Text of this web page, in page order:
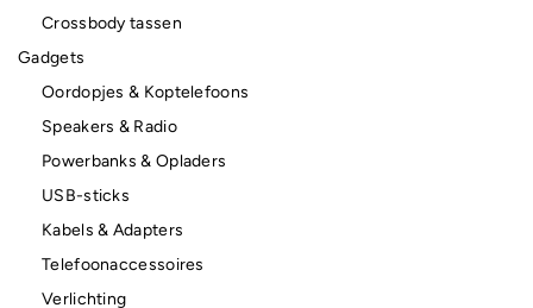
Crossbody tassen
Gadgets
Oordopjes & Koptelefoons
Speakers & Radio
Powerbanks & Opladers
USB-sticks
Kabels & Adapters
Telefoonaccessoires
Verlichting